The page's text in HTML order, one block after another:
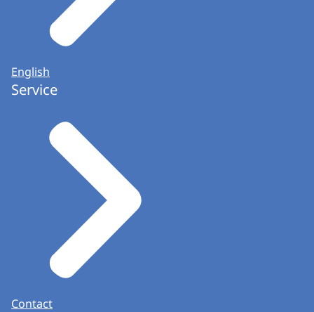
English
Service
Contact